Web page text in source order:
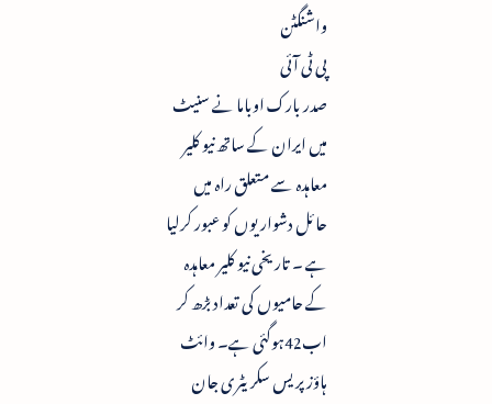
واشنگٹن
پی ٹی آئی
صدر بارک اوباما نے سنیٹ
میں ایران کے ساتھ نیو کلیر
معاہدہ سے متعلق راہ میں
حائل دشواریوں کو عبور کرلیا
ہے ۔ تاریخی نیو کلیر معاہدہ
کے حامیوں کی تعداد بڑھ کر
اب42ہوگئی ہے۔ وائٹ
ہاؤز پریس سکریٹری جان